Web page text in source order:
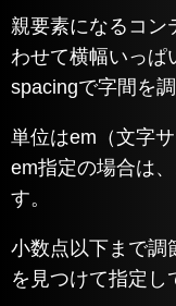
親要素になるコン
わせて横幅いっぱ
spacingで字間を
単位はem（文字
em指定の場合は
す。
小数点以下まで調
を見つけて指定し